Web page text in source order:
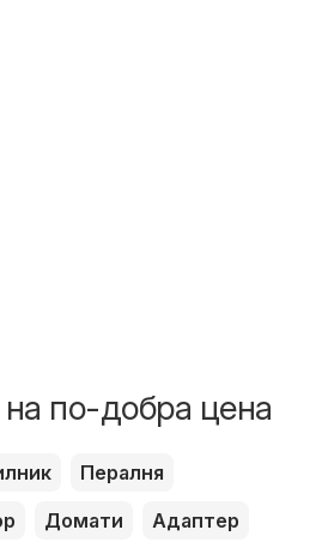
по-добра цена
Пералня
Домати
Адаптер